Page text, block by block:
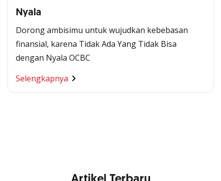
Nyala
Dorong ambisimu untuk wujudkan kebebasan
finansial, karena Tidak Ada Yang Tidak Bisa
dengan Nyala OCBC
Selengkapnya
Segala Kemudahan Ada
di Satu Genggaman